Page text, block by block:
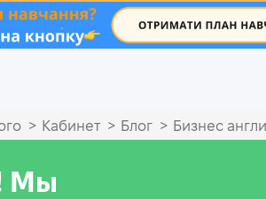
.
> Кабинет > Блог > Бизнес
Мы